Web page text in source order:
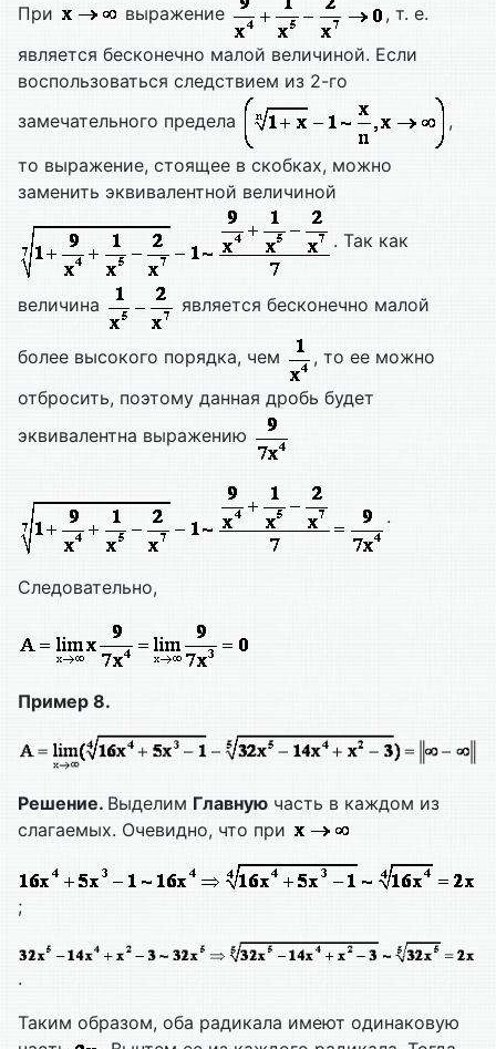
При выражение
, т. е.
является бесконечно малой величиной. Если
воспользоваться следствием из 2-го
замечательного предела
,
то выражение, стоящее в скобках, можно
заменить эквивалентной величиной
. Так как
величина является бесконечно малой
более высокого порядка, чем
, то ее можно
отбросить, поэтому данная дробь будет
эквивалентна выражению
.
Следовательно,
Пример 8.
Решение. Выделим Главную часть в каждом из
слагаемых. Очевидно, что при
;
.
Таким образом, оба радикала имеют одинаковую